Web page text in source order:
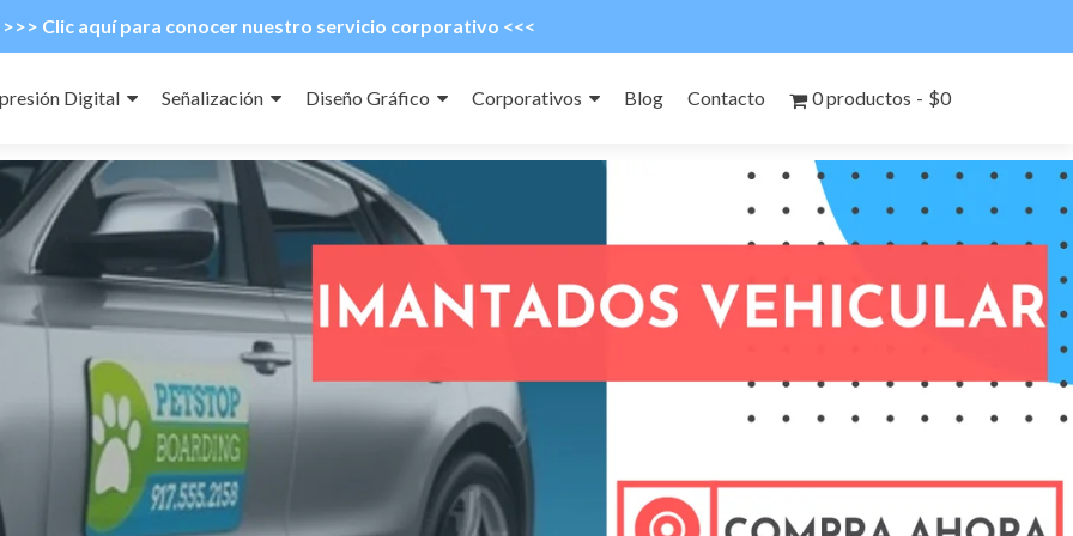
>>> Clic aquí para conocer nuestro servicio corporativo <<<
Digital Señalización Diseño Gráfico Corporativos Blog Contacto 0 productos $0